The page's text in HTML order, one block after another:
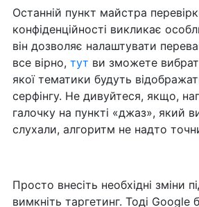
Останній пункт майстра
конфіденційності викликає
він дозволяє налаштувати
все вірно, тут ви зможете
якої тематики будуть
серфінгу. Не дивуйтеся, якщо,
галочку на пункті «джаз», який
слухали, алгоритм не надто
Просто внесіть необхідні зміни
вимкніть таргетинг. Тоді Google